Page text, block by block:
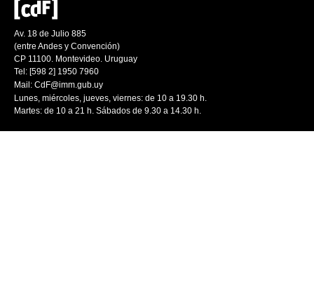
Av. 18 de Julio 885
(entre Andes y Convención)
CP 11100. Montevideo. Uruguay
Tel: [598 2] 1950 7960
Mail: CdF@imm.gub.uy
Lunes, miércoles, jueves, viernes: de 10 a 19.30 h.
Martes: de 10 a 21 h. Sábados de 9.30 a 14.30 h.